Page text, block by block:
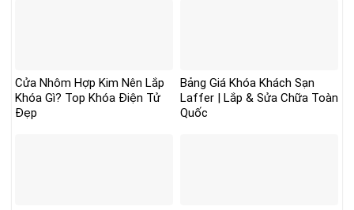
Cửa Nhôm Hợp Kim Nên Lắp
Khóa Gì? Top Khóa Điện Tử
Đẹp
Bảng Giá Khóa Khách Sạn
Laffer | Lắp & Sửa Chữa Toàn
Quốc